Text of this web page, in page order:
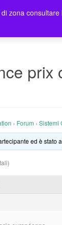
prix
› Forum › Sistemi
ed è stato
zona